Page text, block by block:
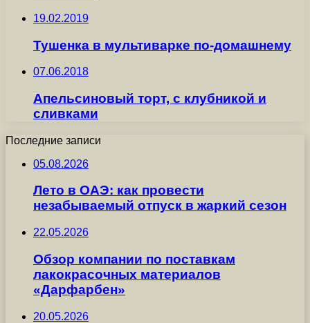
19.02.2019
Тушенка в мультиварке по-домашнему
07.06.2018
Апельсиновый торт, с клубникой и
сливками
Последние записи
05.08.2026
Лето в ОАЭ: как провести
незабываемый отпуск в жаркий сезон
22.05.2026
Обзор компании по поставкам
лакокрасочных материалов
«Дарфарбен»
20.05.2026